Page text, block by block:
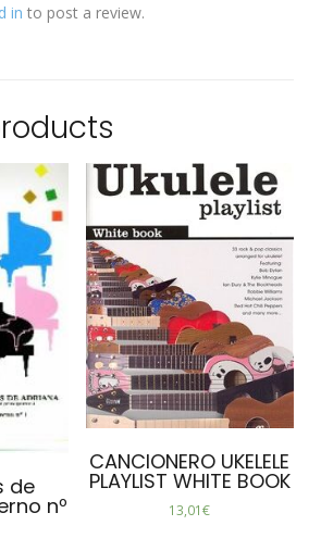
in to post a review.
de
nº
CANCIONERO UKELELE
PLAYLIST WHITE BOOK
13,01€